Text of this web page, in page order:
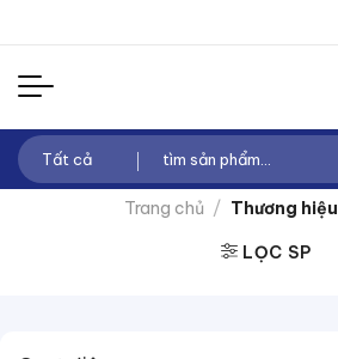
nội
dung
Tìm
kiếm:
Trang chủ / Thương hiệu
LỌC SP